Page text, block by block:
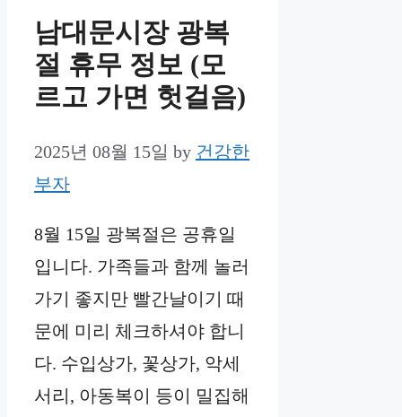
남대문시장 광복
절 휴무 정보 (모
르고 가면 헛걸음)
2025년 08월 15일 by 건강한
부자
8월 15일 광복절은 공휴일
입니다. 가족들과 함께 놀러
가기 좋지만 빨간날이기 때
문에 미리 체크하셔야 합니
다. 수입상가, 꽃상가, 악세
서리, 아동복이 등이 밀집해